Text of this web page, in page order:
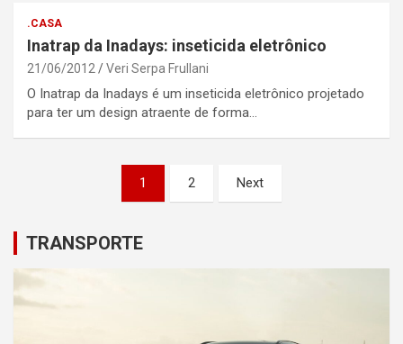
.CASA
Inatrap da Inadays: inseticida eletrônico
21/06/2012 Veri Serpa Frullani
O Inatrap da Inadays é um inseticida eletrônico projetado
para ter um design atraente de forma…
1 2 Next
TRANSPORTE